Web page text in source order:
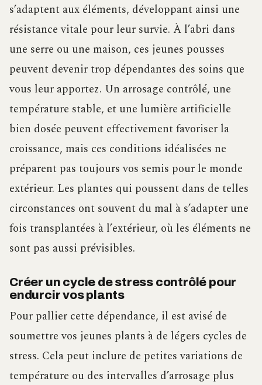
s’adaptent aux éléments, développant ainsi une
résistance vitale pour leur survie. À l’abri dans
une serre ou une maison, ces jeunes pousses
peuvent devenir trop dépendantes des soins que
vous leur apportez. Un arrosage contrôlé, une
température stable, et une lumière artificielle
bien dosée peuvent effectivement favoriser la
croissance, mais ces conditions idéalisées ne
préparent pas toujours vos semis pour le monde
extérieur. Les plantes qui poussent dans de telles
circonstances ont souvent du mal à s’adapter une
fois transplantées à l’extérieur, où les éléments ne
sont pas aussi prévisibles.
Créer un cycle de stress contrôlé pour
endurcir vos plants
Pour pallier cette dépendance, il est avisé de
soumettre vos jeunes plants à de légers cycles de
stress. Cela peut inclure de petites variations de
température ou des intervalles d’arrosage plus